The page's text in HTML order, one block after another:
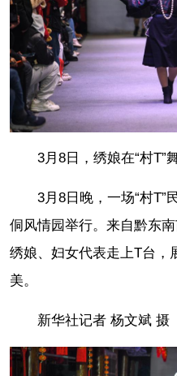
3月8日，绣娘在“村T”
3月8日晚，一场“村T”
侗风情园举行。来自黔东
绣娘、妇女代表走上T台，
美。
新华社记者 杨文斌 摄